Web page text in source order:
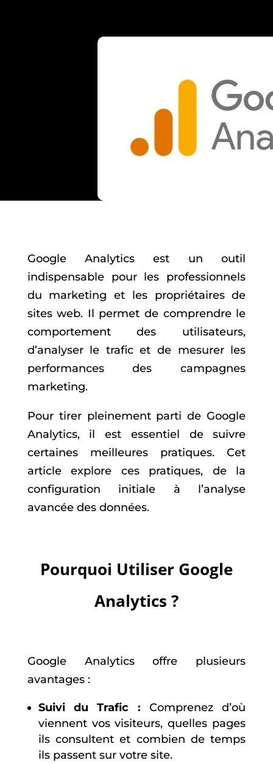
Google Analytics est un outil
indispensable pour les professionnels
du marketing et les propriétaires de
sites web. Il permet de comprendre le
comportement des utilisateurs,
d’analyser le trafic et de mesurer les
performances des campagnes
marketing.
Pour tirer pleinement parti de Google
Analytics, il est essentiel de suivre
certaines meilleures pratiques. Cet
article explore ces pratiques, de la
configuration initiale à l’analyse
avancée des données.
Pourquoi Utiliser Google
Analytics ?
Google Analytics offre plusieurs
avantages :
Suivi du Trafic : Comprenez d’où
viennent vos visiteurs, quelles pages
ils consultent et combien de temps
ils passent sur votre site.